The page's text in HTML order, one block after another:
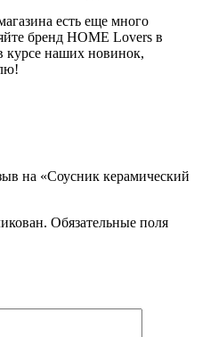
есть еще много
бренд HOME Lovers в
курсе наших новинок,
на «Соусник керамический
Обязательные поля